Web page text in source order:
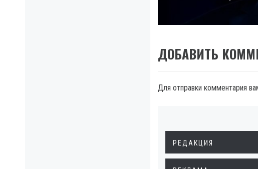
ДОБАВИТЬ
Для отправки комментария
РЕДАКЦИЯ